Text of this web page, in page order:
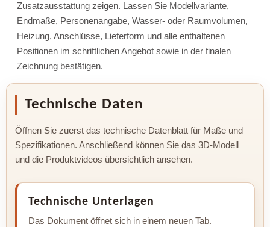
Zusatzausstattung zeigen. Lassen Sie Modellvariante,
Endmaße, Personenangabe, Wasser- oder Raumvolumen,
Heizung, Anschlüsse, Lieferform und alle enthaltenen
Positionen im schriftlichen Angebot sowie in der finalen
Zeichnung bestätigen.
Technische Daten
Öffnen Sie zuerst das technische Datenblatt für Maße und
Spezifikationen. Anschließend können Sie das 3D-Modell
und die Produktvideos übersichtlich ansehen.
Technische Unterlagen
Das Dokument öffnet sich in einem neuen Tab.